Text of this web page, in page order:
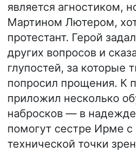
является агностиком,
Мартином Лютером,
протестант. Герой
других вопросов и
глупостей, за которые
попросил прощения. К
приложил несколько
набросков — в
помогут сестре Ирме с
технической точки